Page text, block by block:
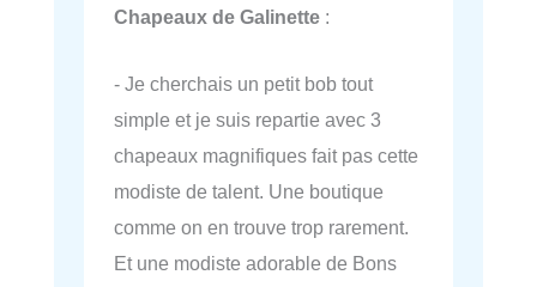
Chapeaux de Galinette :
- Je cherchais un petit bob tout
simple et je suis repartie avec 3
chapeaux magnifiques fait pas cette
modiste de talent. Une boutique
comme on en trouve trop rarement.
Et une modiste adorable de Bons